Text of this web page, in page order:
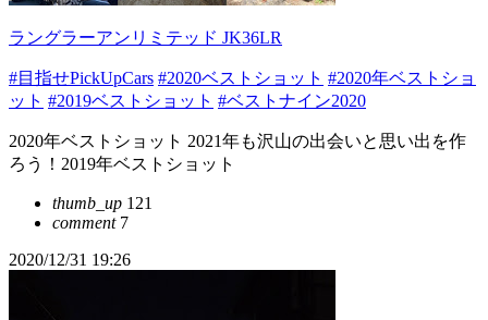
ラングラーアンリミテッド JK36LR
#目指せPickUpCars #2020ベストショット #2020年ベストショ
ット #2019ベストショット #ベストナイン2020
2020年ベストショット 2021年も沢山の出会いと思い出を作
ろう！2019年ベストショット
thumb_up 121
comment7
2020/12/31 19:26